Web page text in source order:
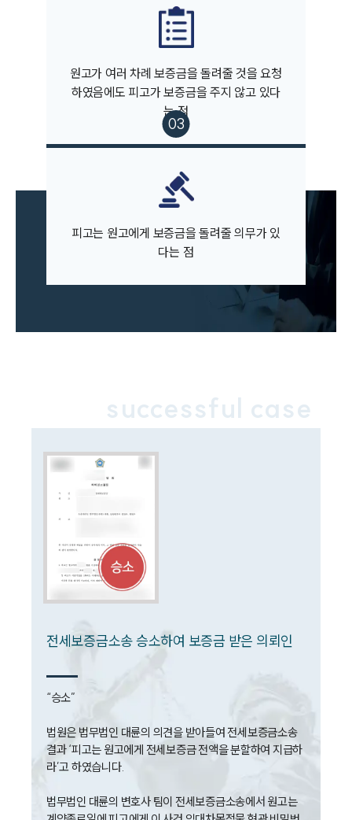
법률서식
뉴스레터/브로슈어
세미나
대륜법률상담예약
대륜법률상담예약
원고가 여러 차례 보증금을 돌려줄 것을 요청
하였음에도 피고가 보증금을 주지 않고 있다
는 점
피고는 원고에게 보증금을 돌려줄 의무가 있
다는 점
successful case
전세보증금소송 승소하여 보증금 받은 의뢰인
“승소”
법원은 법무법인 대륜의 의견을 받아들여 전세보증금소송
결과 ‘피고는 원고에게 전세보증금 전액을 분할하여 지급하
라’고 하였습니다.
법무법인 대륜의 변호사 팀이 전세보증금소송에서 원고는